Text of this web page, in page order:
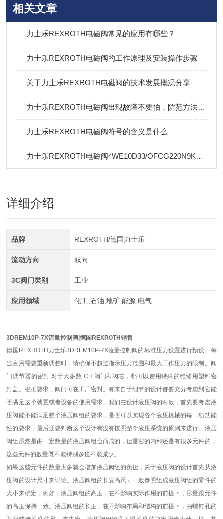
相关文章
力士乐REXROTH电磁阀常见的应用有哪些？
力士乐REXROTH电磁阀的工作原理及安装操作步骤
关于力士乐REXROTH电磁阀的技术发展概况分享
力士乐REXROTH电磁阀出现故障不要怕，防范方法要牢记
力士乐REXROTH电磁阀符号的含义是什么
力士乐REXROTH电磁阀4WE10D33/OFCG220N9K4技术资料
详细介绍
品牌 REXROTH/德国力士乐
流动方向 双向
3C阀门类别 工业
应用领域 化工,石油,地矿,能源,电气
3DREM10P-7X流量控制阀|德国REXROTH销售
德国REXROTH力士乐3DREM10P-7X流量控制阀的标准压力设置进行预设。每
当应用需要重新调整时，请确保不超过指示压力范围和最大工作压力的限制。阀
门调节器的密封 对于大多数 CH 阀门和阀芯，都可以使用特殊的维修用塑料密
封盖。根据要求，阀门可在工厂密封。有来自于细节的设计都要充分考虑到它能
否满足这个装置或者设备的使用需求，我们在设计液压阀的时候，首先要考虑液
压阀能不能满足整个液压阀组的要求，是否可以实现各个液压机械的每一项功能
性的要求，最后还要判断这个设计有没有按照整个液压系统的原则来进行。液压
阀组虽然是由一定数量的液压阀组合而成的，但是它的内部还是有很多元件的，
这些元件的数量既不能特别多也不能减少。
如果这些元件的数量太多就会增加液压阀组的负担，关于液压阀的设计首先从液
压阀的设计尺寸来讨论。液压阀组的长宽高尺寸一般参照组成液压阀组的零件的
大小来确定，例如，液压阀组的高度，在不影响实际作用的前提下，尽量跟元件
的高度保持一致。液压阀组的长度，在不影响布局和结构的前提下，由螺钉孔的